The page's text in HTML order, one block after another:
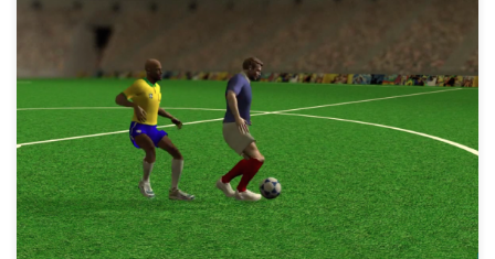
Causées par un choc, les blessures du genou sont parmi les plus
graves au football et aussi parmi les plus fréquentes.